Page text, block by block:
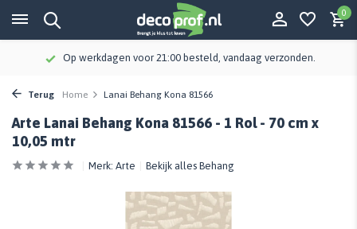
0
Op werkdagen voor 21:00 besteld, vandaag verzonden.
Terug Home Lanai Behang Kona 81566
Arte Lanai Behang Kona 81566 - 1 Rol - 70 cm x
10,05 mtr
Merk: Arte Bekijk alles Behang